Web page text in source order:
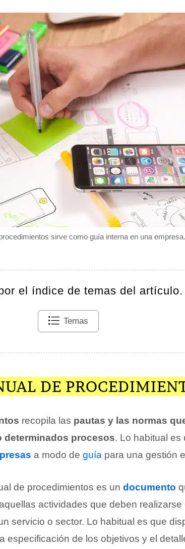
sirve como guía interna en una empresa.
el índice de temas del artículo.
Temas
DE
recopila las pautas y las normas
determinados procesos. Lo habitual es
a modo de guía para una gestión
de procedimientos es un documento
actividades que deben realizarse
servicio o sector. Lo habitual es que
especificación de los objetivos y el